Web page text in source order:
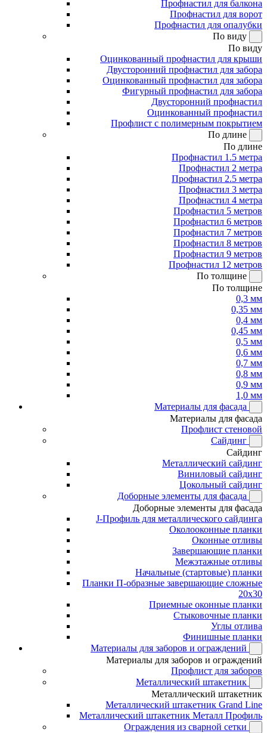
Профнастил для балкона
Профнастил для ворот
Профнастил для опалубки
По виду
По виду
Оцинкованный профнастил для крыши
Двусторонний профнастил для забора
Оцинкованный профнастил для забора
Фигурный профнастил для забора
Двусторонний профнастил
Оцинкованный профнастил
Профлист с полимерным покрытием
По длине
По длине
Профнастил 1.5 метра
Профнастил 2 метра
Профнастил 2.5 метра
Профнастил 3 метра
Профнастил 4 метра
Профнастил 5 метров
Профнастил 6 метров
Профнастил 7 метров
Профнастил 8 метров
Профнастил 9 метров
Профнастил 12 метров
По толщине
По толщине
0,3 мм
0,35 мм
0,4 мм
0,45 мм
0,5 мм
0,6 мм
0,7 мм
0,8 мм
0,9 мм
1,0 мм
Материалы для фасада
Материалы для фасада
Профлист стеновой
Сайдинг
Сайдинг
Металлический сайдинг
Виниловый сайдинг
Цокольный сайдинг
Доборные элементы для фасада
Доборные элементы для фасада
J-Профиль для металлического сайдинга
Околооконные планки
Оконные отливы
Завершающие планки
Межэтажные отливы
Начальные (стартовые) планки
Планки П-образные завершающие сложные
20x30
Приемные оконные планки
Стыковочные планки
Углы отлива
Финишные планки
Материалы для заборов и ограждений
Материалы для заборов и ограждений
Профлист для заборов
Металлический штакетник
Металлический штакетник
Металлический штакетник Grand Line
Металлический штакетник Металл Профиль
Ограждения из сварной сетки